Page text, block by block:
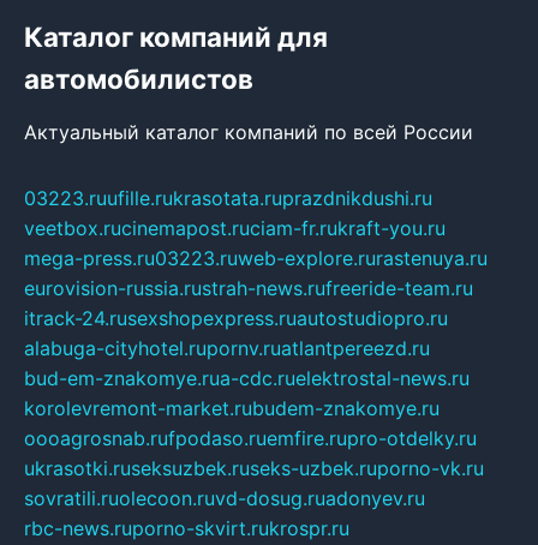
Каталог компаний для
автомобилистов
Актуальный каталог компаний по всей России
03223.ruufille.rukrasotata.ruprazdnikdushi.ru
veetbox.rucinemapost.ruciam-fr.rukraft-you.ru
mega-press.ru03223.ruweb-explore.rurastenuya.ru
eurovision-russia.rustrah-news.rufreeride-team.ru
itrack-24.rusexshopexpress.ruautostudiopro.ru
alabuga-cityhotel.rupornv.ruatlantpereezd.ru
bud-em-znakomye.rua-cdc.ruelektrostal-news.ru
korolevremont-market.rubudem-znakomye.ru
oooagrosnab.rufpodaso.ruemfire.rupro-otdelky.ru
ukrasotki.ruseksuzbek.ruseks-uzbek.ruporno-vk.ru
sovratili.ruolecoon.ruvd-dosug.ruadonyev.ru
rbc-news.ruporno-skvirt.rukrospr.ru